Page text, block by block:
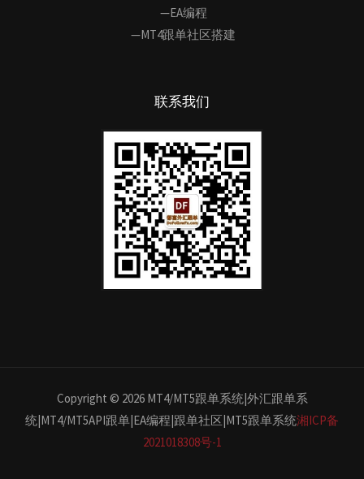
—EA编程
—MT4跟单社区搭建
联系我们
Copyright © 2026 MT4/MT5跟单系统|外汇跟单系
统|MT4/MT5API跟单|EA编程|跟单社区|MT5跟单系统湘ICP备
2021018308号-1